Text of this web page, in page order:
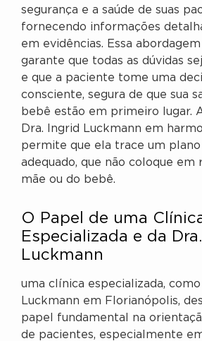
segurança e a saúde de suas
fornecendo informações
em evidências. Essa
garante que todas as dúvidas
e que a paciente tome uma
consciente, segura de que sua
bebê estão em primeiro lugar.
Dra. Ingrid Luckmann em
permite que ela trace um
adequado, que não coloque em
mãe ou do bebê.
O Papel de uma
Especializada e da
Luckmann
uma clínica especializada,
Luckmann em Florianópolis,
papel fundamental na
de pacientes, especialmente